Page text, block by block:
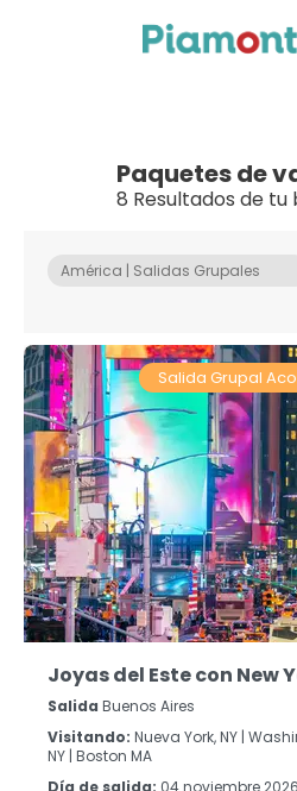
Paquetes de
8 Resultados de tu
América | Salidas Grupales
Salida Grupal
Joyas del Este con New
Salida Buenos Aires
Visitando: Nueva York, NY |
NY | Boston MA
Día de salida: 04 noviembre 2026